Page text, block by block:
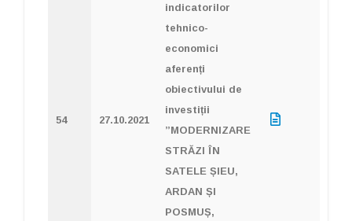
54 27.10.2021
indicatorilor
tehnico-
economici
aferenți
obiectivului de
investiții
”MODERNIZARE
STRĂZI ÎN
SATELE ȘIEU,
ARDAN ȘI
POSMUȘ,